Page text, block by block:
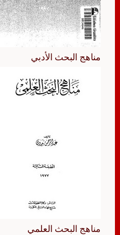
مناهج البحث الأدبي
مناهج البحث العلمي